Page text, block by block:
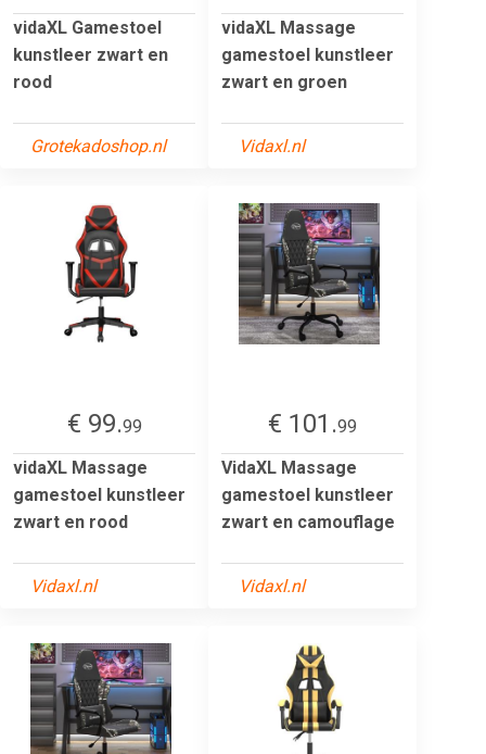
vidaXL Gamestoel
kunstleer zwart en
rood
Grotekadoshop.nl
vidaXL Massage
gamestoel kunstleer
zwart en groen
Vidaxl.nl
€ 99.99
vidaXL Massage
gamestoel kunstleer
zwart en rood
Vidaxl.nl
€ 101.99
VidaXL Massage
gamestoel kunstleer
zwart en camouflage
Vidaxl.nl